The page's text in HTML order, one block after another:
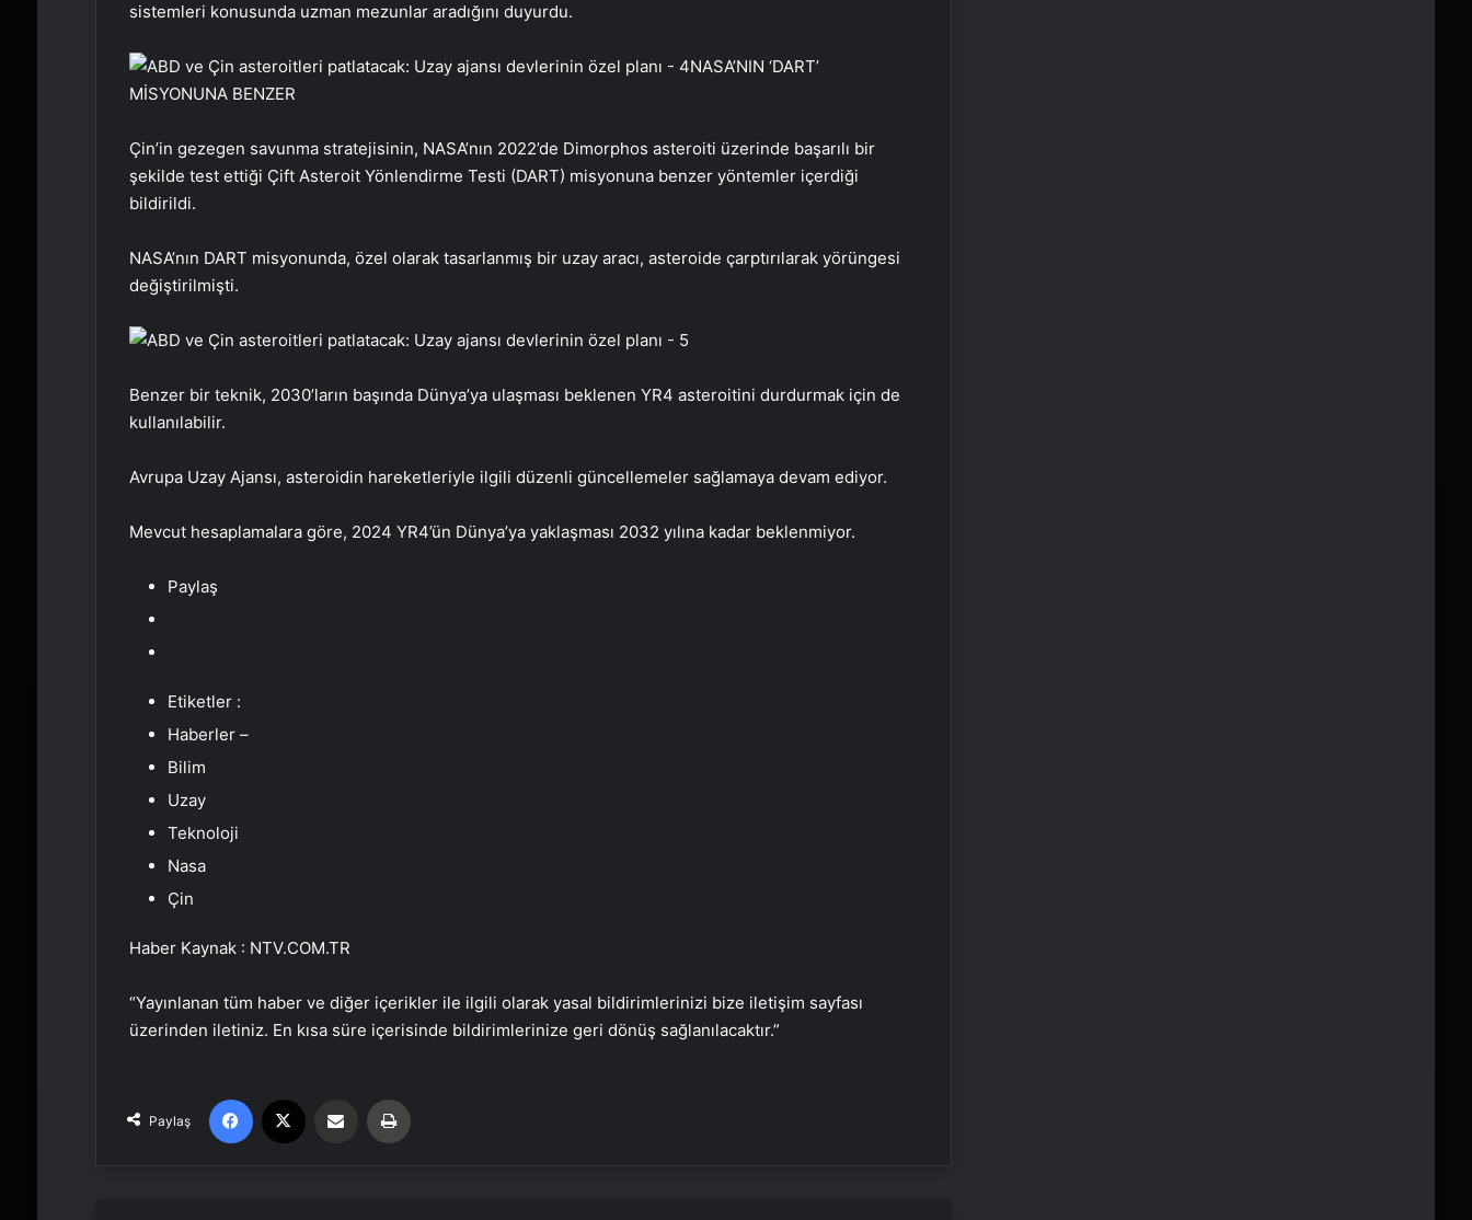
sistemleri konusunda uzman mezunlar aradığını duyurdu.
NASA’NIN ‘DART’
MİSYONUNA BENZER
Çin’in gezegen savunma stratejisinin, NASA’nın 2022’de Dimorphos asteroiti üzerinde başarılı bir
şekilde test ettiği Çift Asteroit Yönlendirme Testi (DART) misyonuna benzer yöntemler içerdiği
bildirildi.
NASA’nın DART misyonunda, özel olarak tasarlanmış bir uzay aracı, asteroide çarptırılarak yörüngesi
değiştirilmişti.
Benzer bir teknik, 2030’ların başında Dünya’ya ulaşması beklenen YR4 asteroitini durdurmak için de
kullanılabilir.
Avrupa Uzay Ajansı, asteroidin hareketleriyle ilgili düzenli güncellemeler sağlamaya devam ediyor.
Mevcut hesaplamalara göre, 2024 YR4’ün Dünya’ya yaklaşması 2032 yılına kadar beklenmiyor.
Paylaş
Etiketler :
Haberler –
Bilim
Uzay
Teknoloji
Nasa
Çin
Haber Kaynak : NTV.COM.TR
“Yayınlanan tüm haber ve diğer içerikler ile ilgili olarak yasal bildirimlerinizi bize iletişim sayfası
üzerinden iletiniz. En kısa süre içerisinde bildirimlerinize geri dönüş sağlanılacaktır.”
Paylaş
Facebook Email'den paylaş
Reklam Ajansı, SEO Ajansı ve Web
Tasarım Ajansı